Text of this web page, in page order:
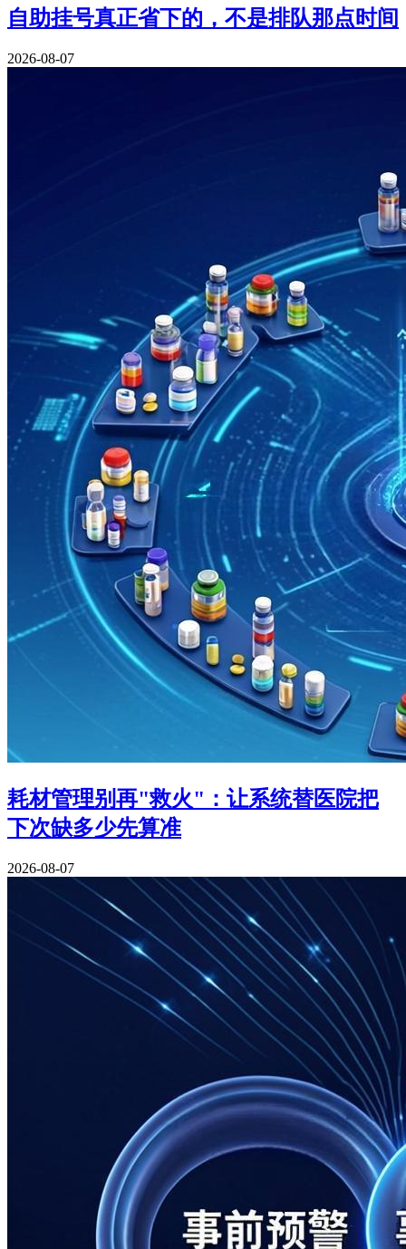
自助挂号真正省下的，不是排队那点时间
2026-08-07
耗材管理别再"救火"：让系统替医院把
下次缺多少先算准
2026-08-07